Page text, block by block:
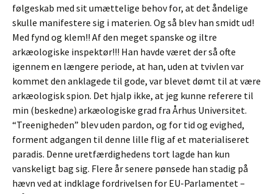
følgeskab med sit umættelige behov for, at det åndelige
skulle manifestere sig i materien. Og så blev han smidt ud!
Med fynd og klem!! Af den meget spanske og iltre
arkæologiske inspektør!!! Han havde været der så ofte
igennem en længere periode, at han, uden at tvivlen var
kommet den anklagede til gode, var blevet dømt til at være
arkæologisk spion. Det hjalp ikke, at jeg kunne referere til
min (beskedne) arkæologiske grad fra Århus Universitet.
“Treenigheden” blev uden pardon, og for tid og evighed,
forment adgangen til denne lille flig af et materialiseret
paradis. Denne uretfærdighedens tort lagde han kun
vanskeligt bag sig. Flere år senere pønsede han stadig på
hævn ved at indklage fordrivelsen for EU-Parlamentet –